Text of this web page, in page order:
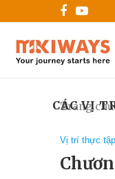
CÁC VỊ
Trang chủ
Vị trí thực